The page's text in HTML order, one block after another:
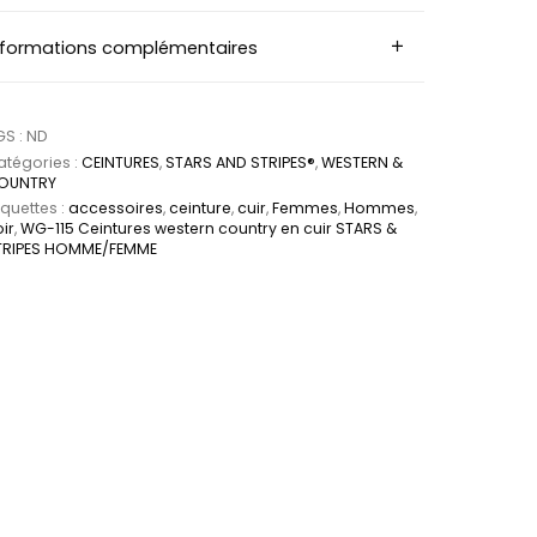
complémentaires
: ND
: CEINTURES,STARS AND STRIPES®,WESTERN &
: accessoires,ceinture,cuir,Femmes,Hommes,
,WG-115 Ceintures western country en cuir STARS &
HOMME/FEMME